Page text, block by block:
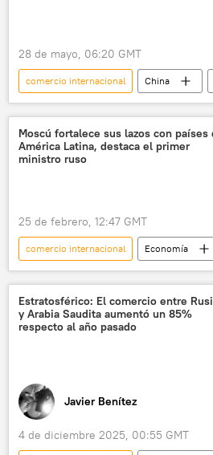
28 de mayo, 06:20 GMT
comercio internacional China
Economía
📈 Mercados y finanzas
Moscú fortalece sus lazos con países
América Latina, destaca el primer
ministro ruso
25 de febrero, 12:47 GMT
comercio internacional
Economía
Mijaíl Mishustin
Rusia
📈 Mercados y finanzas
Estratosférico: El comercio entre
y Arabia Saudita aumentó un 85%
respecto al año pasado
Javier Benítez
4 de diciembre 2025, 00:55 GMT